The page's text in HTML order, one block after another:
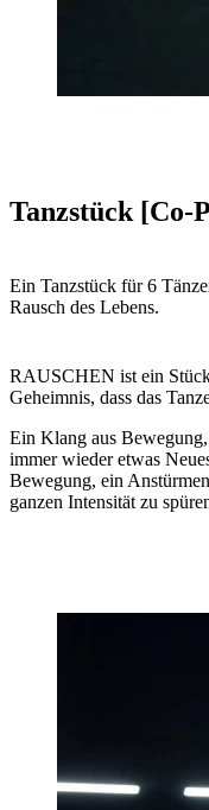
Tanzstück [Co-
Ein Tanzstück für 6
Rausch des Lebens.
RAUSCHEN ist ein
Geheimnis, dass das
Ein Klang aus
immer wieder etwas
Bewegung, ein
ganzen Intensität zu